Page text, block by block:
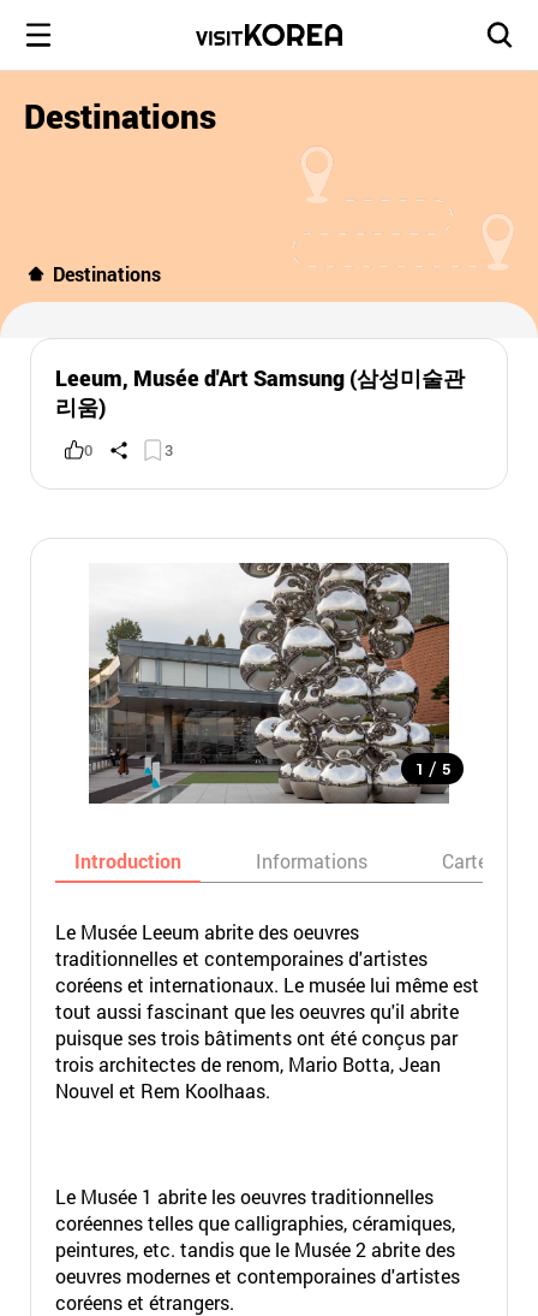
Destinations
Destinations
Leeum, Musée d'Art Samsung (삼성미술관
리움)
0 3
1 / 5
Introduction Informations Carte
Le Musée Leeum abrite des oeuvres
traditionnelles et contemporaines d'artistes
coréens et internationaux. Le musée lui même est
tout aussi fascinant que les oeuvres qu'il abrite
puisque ses trois bâtiments ont été conçus par
trois architectes de renom, Mario Botta, Jean
Nouvel et Rem Koolhaas.
Le Musée 1 abrite les oeuvres traditionnelles
coréennes telles que calligraphies, céramiques,
peintures, etc. tandis que le Musée 2 abrite des
oeuvres modernes et contemporaines d'artistes
coréens et étrangers.